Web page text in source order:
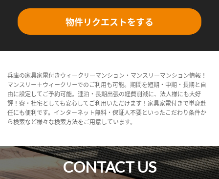
物件リクエストをする
兵庫の家具家電付きウィークリーマンション・マンスリーマンション情報！
マンスリー＋ウィークリーでのご利用も可能。期間を短期・中期・長期と自
由に設定してご予約可能。連泊・長期出張の経費削減に、法人様にも大好
評！寮・社宅としても安心してご利用いただけます！家具家電付きで単身赴
任にも便利です。インターネット無料・保証人不要といったこだわり条件か
ら検索など様々な検索方法をご用意しています。
CONTACT US